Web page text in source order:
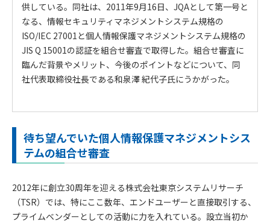
供している。同社は、2011年9月16日、JQAとして第一号と
なる、情報セキュリティマネジメントシステム規格の
ISO/IEC 27001と個人情報保護マネジメントシステム規格の
JIS Q 15001の認証を組合せ審査で取得した。組合せ審査に
臨んだ背景やメリット、今後のポイントなどについて、同
社代表取締役社長である和泉澤 紀代子氏にうかがった。
待ち望んでいた個人情報保護マネジメントシス
テムの組合せ審査
2012年に創立30周年を迎える株式会社東京システムリサーチ
（TSR）では、特にここ数年、エンドユーザーと直接取引する、
プライムベンダーとしての活動に力を入れている。設立当初か